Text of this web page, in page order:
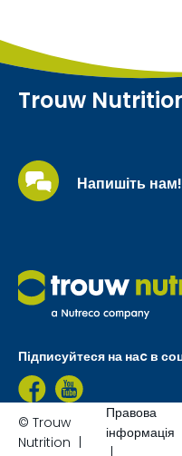
Trouw
Напишіть нам!
Підписуйтеся на наc в
© Trouw
Nutrition
Правова
інформація